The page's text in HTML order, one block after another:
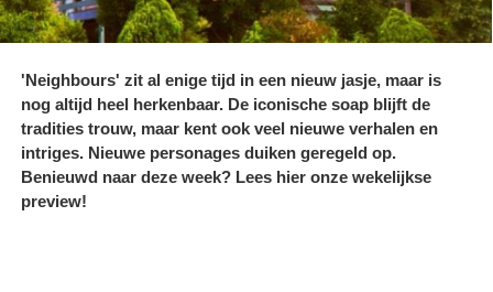
'Neighbours' zit al enige tijd in een nieuw jasje, maar is
nog altijd heel herkenbaar. De iconische soap blijft de
tradities trouw, maar kent ook veel nieuwe verhalen en
intriges. Nieuwe personages duiken geregeld op.
Benieuwd naar deze week? Lees hier onze wekelijkse
preview!